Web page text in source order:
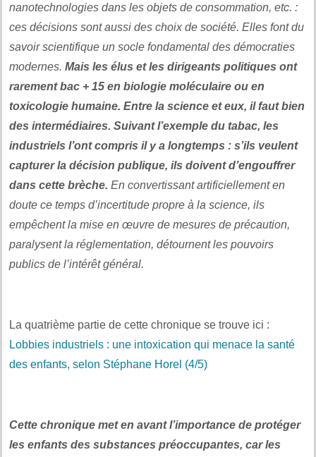
nanotechnologies dans les objets de consommation, etc. :
ces décisions sont aussi des choix de société. Elles font du
savoir scientifique un socle fondamental des démocraties
modernes. Mais les élus et les dirigeants politiques ont
rarement bac + 15 en biologie moléculaire ou en
toxicologie humaine. Entre la science et eux, il faut bien
des intermédiaires. Suivant l’exemple du tabac, les
industriels l’ont compris il y a longtemps : s’ils veulent
capturer la décision publique, ils doivent d’engouffrer
dans cette brèche. En convertissant artificiellement en
doute ce temps d’incertitude propre à la science, ils
empêchent la mise en œuvre de mesures de précaution,
paralysent la réglementation, détournent les pouvoirs
publics de l’intérêt général.
La quatrième partie de cette chronique se trouve ici :
Lobbies industriels : une intoxication qui menace la santé
des enfants, selon Stéphane Horel (4/5)
Cette chronique met en avant l’importance de protéger
les enfants des substances préoccupantes, car les